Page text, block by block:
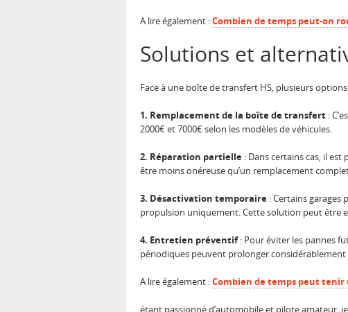
A lire également :Combien de temps peut-on
Solutions et
Face à une boîte de transfert HS, plusieurs
1. Remplacement de la boîte de transfert :
2000€ et 7000€ selon les modèles de véhicules.
2. Réparation partielle : Dans certains cas, il
être moins onéreuse qu’un remplacement
3. Désactivation temporaire : Certains
propulsion uniquement. Cette solution peut être
4. Entretien préventif: Pour éviter les pannes
périodiques peuvent prolonger considérablement
A lire également :Combien de temps peut
étant passionné d’automobile et pilote amateur,